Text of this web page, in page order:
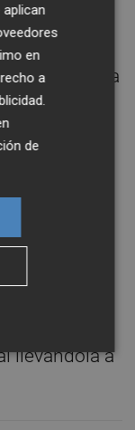
de la
verde y la
y también
Yolanda
como
más
llevándola a
en
a
de